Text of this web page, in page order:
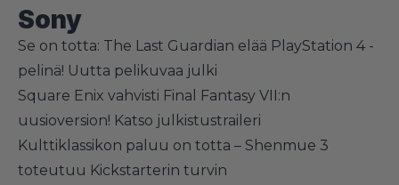
Sony
Se on totta: The Last Guardian elää PlayStation 4 -
pelinä! Uutta pelikuvaa julki
Square Enix vahvisti Final Fantasy VII:n
uusioversion! Katso julkistustraileri
Kulttiklassikon paluu on totta – Shenmue 3
toteutuu Kickstarterin turvin